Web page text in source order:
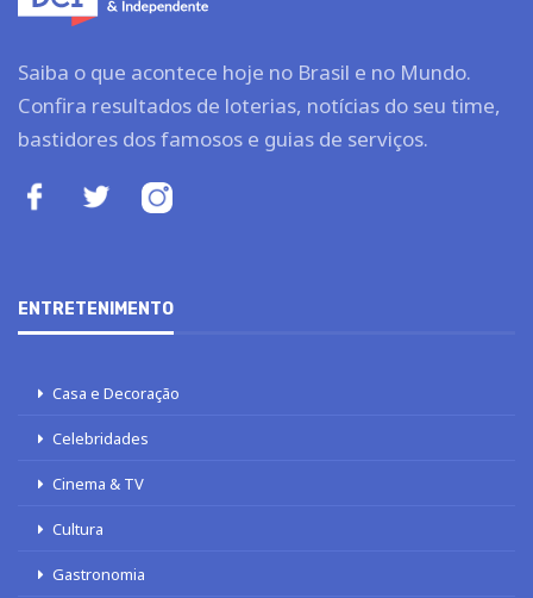
Saiba o que acontece hoje no Brasil e no Mundo.
Confira resultados de loterias, notícias do seu time,
bastidores dos famosos e guias de serviços.
ENTRETENIMENTO
Casa e Decoração
Celebridades
Cinema & TV
Cultura
Gastronomia